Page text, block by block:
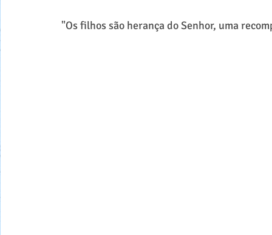
"Os filhos são herança do Senhor, uma